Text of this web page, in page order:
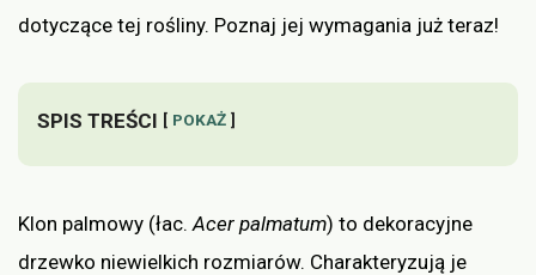
dotyczące tej rośliny. Poznaj jej wymagania już teraz!
SPIS TREŚCI POKAŻ
Klon palmowy (łac. Acer palmatum) to dekoracyjne
drzewko niewielkich rozmiarów. Charakteryzują je